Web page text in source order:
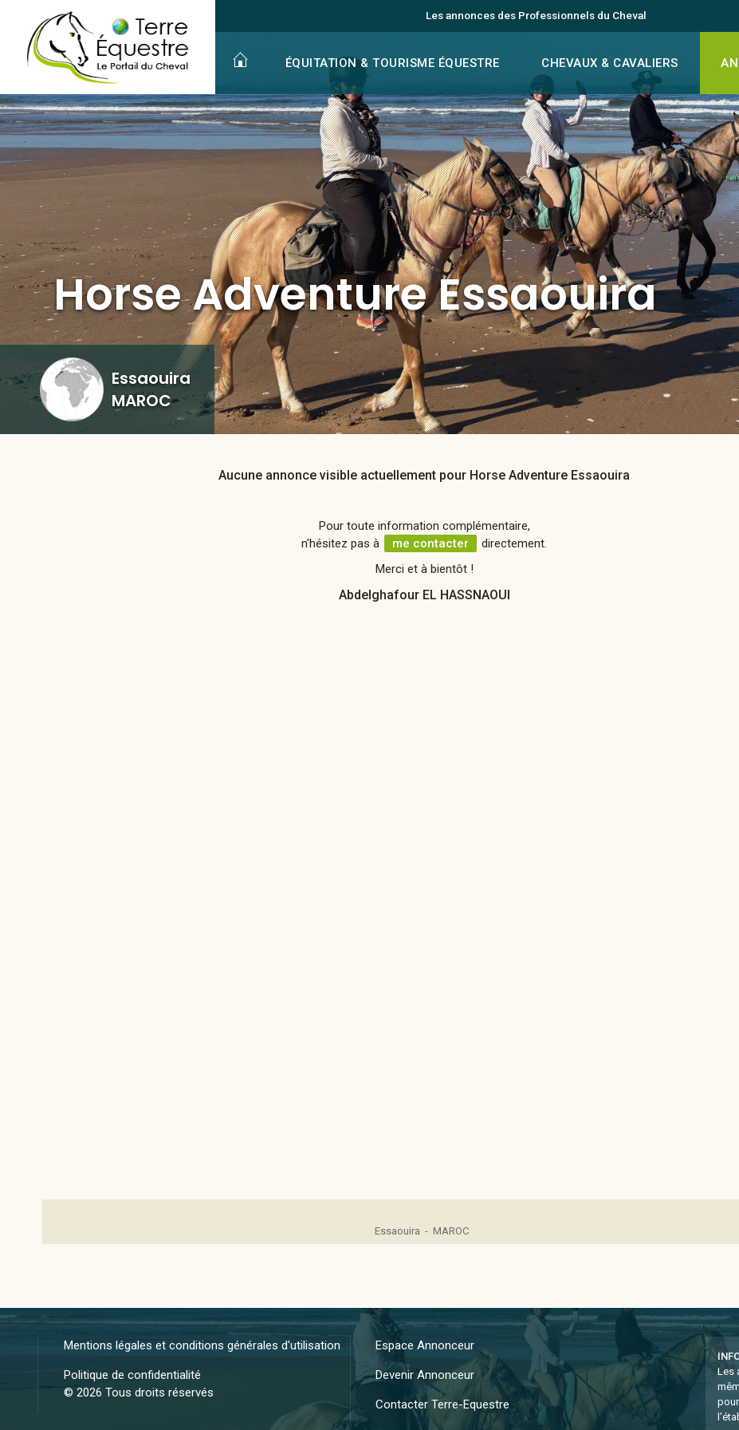
Horse Adventure Essaouira à Essaouira au Maroc Les annonces des Professionnels du Cheval
ÉQUITATION & TOURISME ÉQUESTRE CHEVAUX & CAVALIERS
Horse Adventure Essaouira
Essaouira
MAROC
Aucune annonce visible actuellement pour Horse Adventure Essaouira
Pour toute information complémentaire,
n'hésitez pas à
me contacter
directement.
Merci et à bientôt !
Abdelghafour EL HASSNAOUI
Essaouira - MAROC
Les
Mentions légales et conditions générales d'utilisation
Politique de confidentialité
© 2026 Tous droits réservés
Espace Annonceur
Devenir Annonceur
Contacter Terre-Equestre